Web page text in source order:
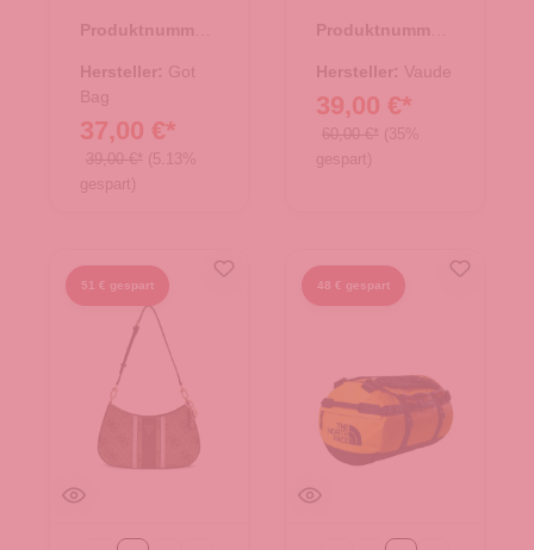
monochrome
Produktnummer:
Hersteller: Got
Bag
37,00 €*
39,00 €* (5.13%
gespart)
Black
Produktnummer:
Hersteller: Vaude
39,00 €*
60,00 €* (35%
gespart)
51 € gespart 48 € gespart